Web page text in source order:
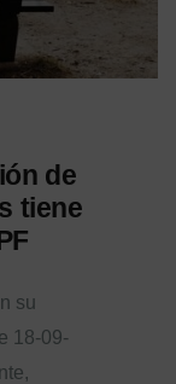
de
tiene
su
18-09-